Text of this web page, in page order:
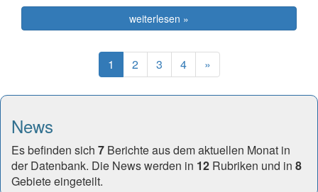
weiterlesen »
1 (current)
2 3 4 »Next
News
Es befinden sich 7 Berichte aus dem aktuellen Monat in
der Datenbank. Die News werden in 12 Rubriken und in 8
Gebiete eingeteilt.